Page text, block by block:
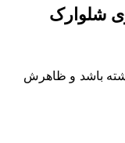
شلوارک
باشد و ظاهرش